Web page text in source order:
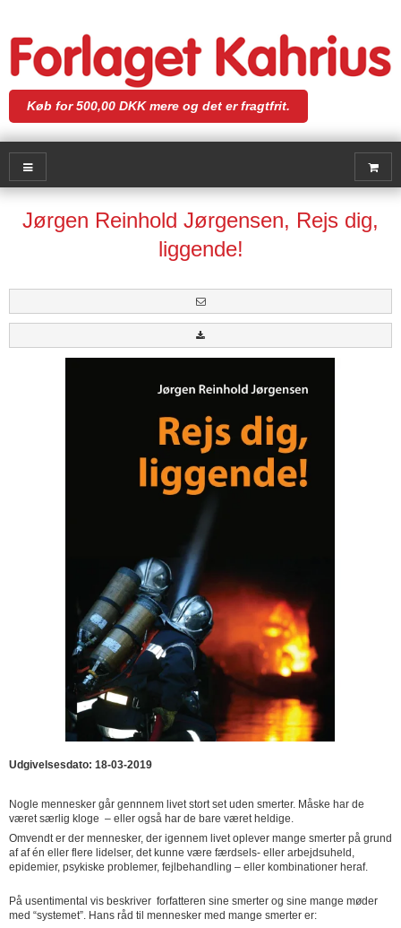
Køb for 500,00 DKK mere og det er fragtfrit.
Jørgen Reinhold Jørgensen, Rejs dig,
liggende!
Udgivelsesdato: 18-03-2019
Nogle mennesker går gennnem livet stort set uden smerter. Måske har de
været særlig kloge – eller også har de bare været heldige.
Omvendt er der mennesker, der igennem livet oplever mange smerter på grund
af af én eller flere lidelser, det kunne være færdsels- eller arbejdsuheld,
epidemier, psykiske problemer, fejlbehandling – eller kombinationer heraf.
På usentimental vis beskriver forfatteren sine smerter og sine mange møder
med “systemet”. Hans råd til mennesker med mange smerter er: